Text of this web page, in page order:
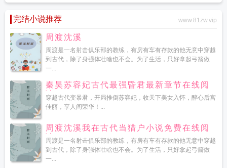
完结小说推荐 www.81zw.vip
周渡沈溪
周渡是一名射击俱乐部的教练，有房有车有存款的他无意中穿越
到古代，除了身强体壮啥也不会。为了生活，只好拿起弓箭做
一...
秦昊苏容妃古代最强昏君最新章节在线阅
读
穿越古代变暴君，开局推倒苏容妃，收天下美女入怀，醉心后宫
佳丽，享人间荣华！...
周渡沈溪我在古代当猎户小说免费在线阅
读
周渡是一名射击俱乐部的教练，有房有车有存款的他无意中穿越
到古代，除了身强体壮啥也不会。为了生活，只好拿起弓箭做
一...